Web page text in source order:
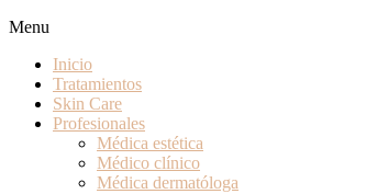
Menu
Inicio
Tratamientos
Skin Care
Profesionales
Médica estética
Médico clínico
Médica dermatóloga